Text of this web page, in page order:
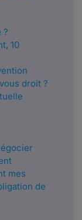
?
10
droit ?
mes
de